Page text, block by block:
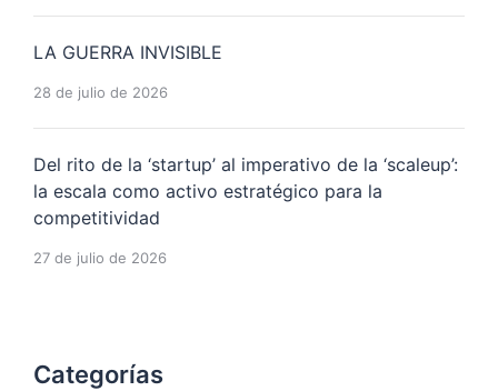
LA GUERRA INVISIBLE
28 de julio de 2026
Del rito de la ‘startup’ al imperativo de la ‘scaleup’:
la escala como activo estratégico para la
competitividad
27 de julio de 2026
Categorías